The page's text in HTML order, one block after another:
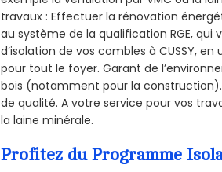
travaux : Effectuer la rénovation
au système de la qualification RGE,
d’isolation de vos combles à CUSSY,
pour tout le foyer. Garant de
bois (notamment pour la
de qualité. A votre service pour vos
la laine minérale.
Profitez du Programme